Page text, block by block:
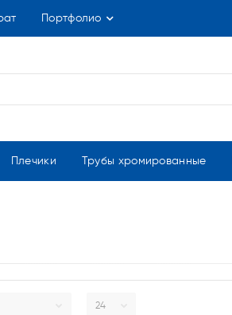
Портфолио
Плечики Трубы хромированные